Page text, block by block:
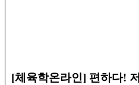
[체육학온라인] 편하다!